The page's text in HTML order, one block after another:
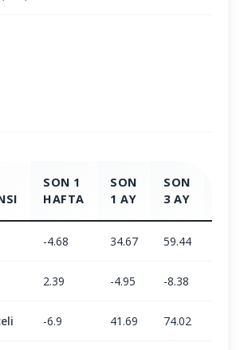
SON 1
HAFTA
SON
1 AY
SON
3 AY
-4.68 34.67 59.44
2.39 -4.95 -8.38
-6.9 41.69 74.02